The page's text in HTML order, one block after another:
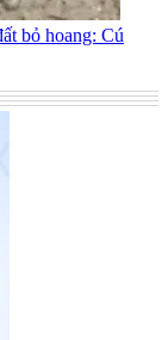
bỏ hoang: Cú